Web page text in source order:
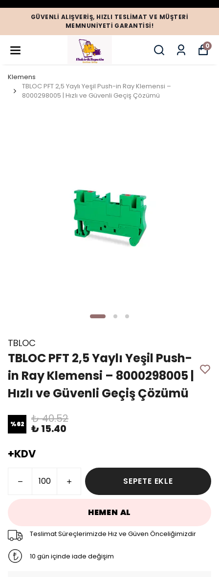
GÜVENLI ALIŞVERIŞ, HIZLI TESLIMAT VE MÜŞTERI
MEMNUNIYETI GARANTISI!
0
Klemens
TBLOC PFT 2,5 Yaylı Yeşil Push-in Ray Klemensi –
8000298005 | Hızlı ve Güvenli Geçiş Çözümü
TBLOC
TBLOC PFT 2,5 Yaylı Yeşil Push-
in Ray Klemensi – 8000298005 |
Hızlı ve Güvenli Geçiş Çözümü
%62 ₺ 40.52
₺ 15.40
+KDV
SEPETE EKLE
HEMEN AL
Teslimat Süreçlerimizde Hız ve Güven Önceliğimizdir
10 gün içinde iade değişim